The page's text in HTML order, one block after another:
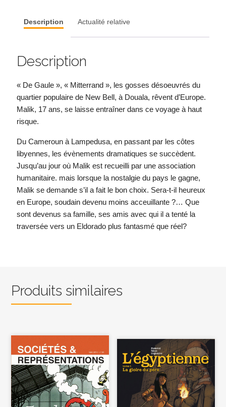
Description Actualité relative
Description
« De Gaule », « Mitterrand », les gosses désoeuvrés du
quartier populaire de New Bell, à Douala, rêvent d’Europe.
Malik, 17 ans, se laisse entraîner dans ce voyage à haut
risque.
Du Cameroun à Lampedusa, en passant par les côtes
libyennes, les évènements dramatiques se succèdent.
Jusqu’au jour où Malik est recueilli par une association
humanitaire. mais lorsque la nostalgie du pays le gagne,
Malik se demande s’il a fait le bon choix. Sera-t-il heureux
en Europe, soudain devenu moins acceuillante ?… Que
sont devenus sa famille, ses amis avec qui il a tenté la
traversée vers un Eldorado plus fantasmé que réel?
Produits similaires